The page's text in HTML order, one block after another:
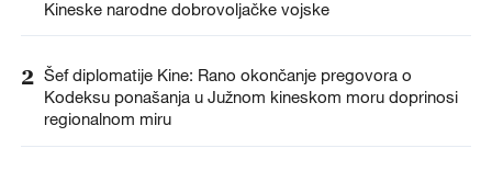
Kineske narodne dobrovoljačke vojske
2 Šef diplomatije Kine: Rano okončanje pregovora o
Kodeksu ponašanja u Južnom kineskom moru doprinosi
regionalnom miru